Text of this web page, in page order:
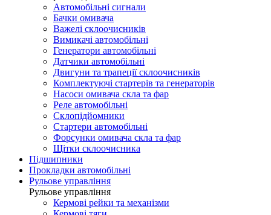
Автомобільні сигнали
Бачки омивача
Важелі склоочисників
Вимикачі автомобільні
Генератори автомобільні
Датчики автомобільні
Двигуни та трапеції склоочисників
Комплектуючі стартерів та генераторів
Насоси омивача скла та фар
Реле автомобільні
Склопідйомники
Стартери автомобільні
Форсунки омивача скла та фар
Щітки склоочисника
Підшипники
Прокладки автомобільні
Рульове управління
Рульове управління
Кермові рейки та механізми